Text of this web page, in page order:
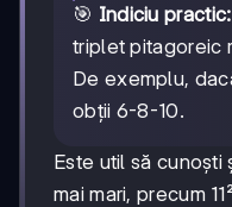
🎯 Indiciu practic:
triplet pitagoreic
De exemplu,
obții 6-8-10.
Este util să
mai mari, precum